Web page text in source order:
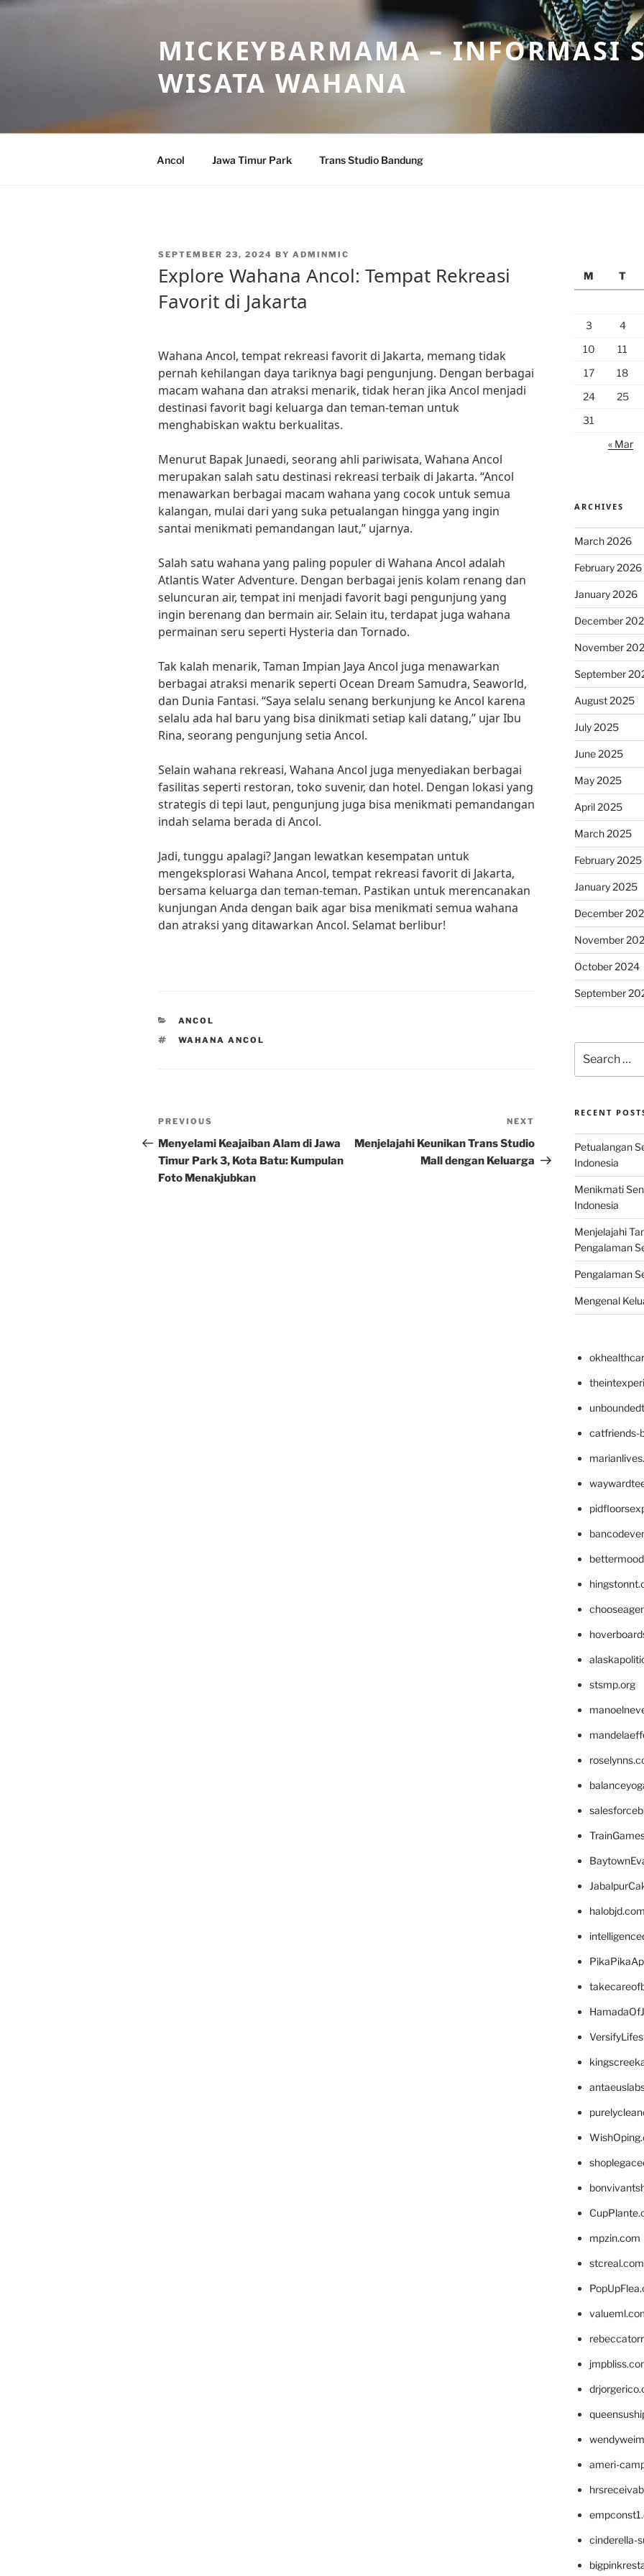
Skip
MICKEYBARMAMA – INFORMASI
WISATA WAHANA
Ancol Jawa Timur Park Trans Studio Bandung
POSTED
SEPTEMBER 23, 2024 BY ADMINMIC
Explore Wahana Ancol: Tempat Rekreasi
Favorit di Jakarta
Wahana Ancol, tempat rekreasi favorit di Jakarta, memang tidak
pernah kehilangan daya tariknya bagi pengunjung. Dengan berbagai
macam wahana dan atraksi menarik, tidak heran jika Ancol menjadi
destinasi favorit bagi keluarga dan teman-teman untuk
menghabiskan waktu berkualitas.
Menurut Bapak Junaedi, seorang ahli pariwisata, Wahana Ancol
merupakan salah satu destinasi rekreasi terbaik di Jakarta. “Ancol
menawarkan berbagai macam wahana yang cocok untuk semua
kalangan, mulai dari yang suka petualangan hingga yang ingin
santai menikmati pemandangan laut,” ujarnya.
Salah satu wahana yang paling populer di Wahana Ancol adalah
Atlantis Water Adventure. Dengan berbagai jenis kolam renang dan
seluncuran air, tempat ini menjadi favorit bagi pengunjung yang
ingin berenang dan bermain air. Selain itu, terdapat juga wahana
permainan seru seperti Hysteria dan Tornado.
Tak kalah menarik, Taman Impian Jaya Ancol juga menawarkan
berbagai atraksi menarik seperti Ocean Dream Samudra, Seaworld,
dan Dunia Fantasi. “Saya selalu senang berkunjung ke Ancol karena
selalu ada hal baru yang bisa dinikmati setiap kali datang,” ujar Ibu
Rina, seorang pengunjung setia Ancol.
Selain wahana rekreasi, Wahana Ancol juga menyediakan berbagai
fasilitas seperti restoran, toko suvenir, dan hotel. Dengan lokasi yang
strategis di tepi laut, pengunjung juga bisa menikmati pemandangan
indah selama berada di Ancol.
Jadi, tunggu apalagi? Jangan lewatkan kesempatan untuk
mengeksplorasi Wahana Ancol, tempat rekreasi favorit di Jakarta,
bersama keluarga dan teman-teman. Pastikan untuk merencanakan
kunjungan Anda dengan baik agar bisa menikmati semua wahana
dan atraksi yang ditawarkan Ancol. Selamat berlibur!
CATEGORIES
ANCOL
TAGS
WAHANA ANCOL
Post
navigation
Previous
Post
PREVIOUS
Menyelami Keajaiban Alam di Jawa
Timur Park 3, Kota Batu: Kumpulan
Foto Menakjubkan
Post
NEXT
Menjelajahi Keunikan Trans Studio
Mall dengan Keluarga
M
T
3
4
10
11
17
18
24
25
31
« Mar
ARCHIVES
March 2026
February 2026
January 2026
December
November
September
August 2025
July 2025
June 2025
May 2025
April 2025
March 2025
February 2025
January 2025
December
November
October 2024
September
for:
RECENT
Petualangan
Indonesia
Menikmati
Indonesia
Menjelajahi
Pengalaman
Pengalaman
Mengenal
catfriends-
stsmp.org
halobjd.com
mpzin.com
stcreal.com
ameri-
cinderella-